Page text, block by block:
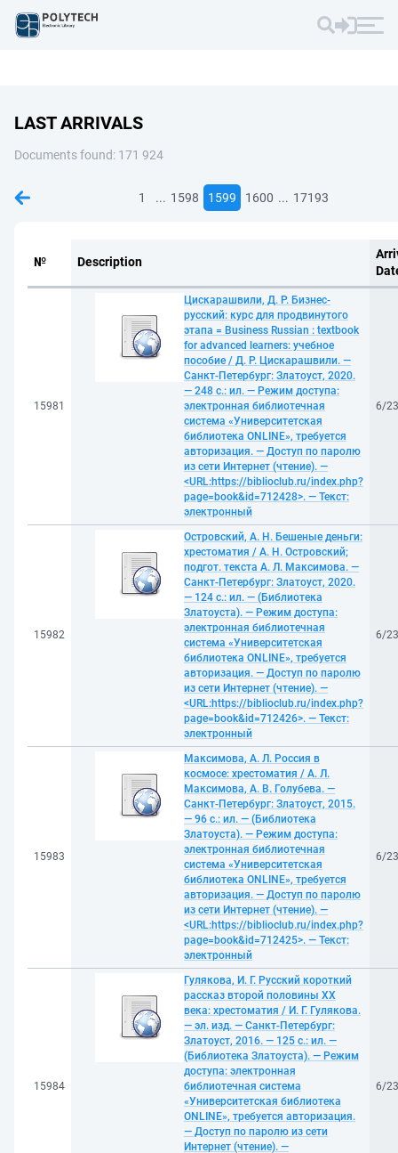
LAST ARRIVALS
Documents found: 171 924
1 ... 1598 1599 1600 ... 17193
№ Description
15981
Цискарашвили, Д. Р. Бизнес-
русский: курс для продвинутого
этапа = Business Russian : textbook
for advanced learners: учебное
пособие / Д. Р. Цискарашвили. —
Санкт-Петербург: Златоуст, 2020.
— 248 с.: ил. — Режим доступа:
электронная библиотечная
система «Университетская
библиотека ONLINE», требуется
авторизация. — Доступ по паролю
из сети Интернет (чтение). —
<URL:https://biblioclub.ru/index.php?
page=book&id=712428>. — Текст:
электронный
6/
15982
Островский, А. Н. Бешеные деньги:
хрестоматия / А. Н. Островский;
подгот. текста А. Л. Максимова. —
Санкт-Петербург: Златоуст, 2020.
— 124 с.: ил. — (Библиотека
Златоуста). — Режим доступа:
электронная библиотечная
система «Университетская
библиотека ONLINE», требуется
авторизация. — Доступ по паролю
из сети Интернет (чтение). —
<URL:https://biblioclub.ru/index.php?
page=book&id=712426>. — Текст:
электронный
6/
15983
Максимова, А. Л. Россия в
космосе: хрестоматия / А. Л.
Максимова, А. В. Голубева. —
Санкт-Петербург: Златоуст, 2015.
— 96 с.: ил. — (Библиотека
Златоуста). — Режим доступа:
электронная библиотечная
система «Университетская
библиотека ONLINE», требуется
авторизация. — Доступ по паролю
из сети Интернет (чтение). —
<URL:https://biblioclub.ru/index.php?
page=book&id=712425>. — Текст:
электронный
6/
15984
Гулякова, И. Г. Русский короткий
рассказ второй половины ХХ
века: хрестоматия / И. Г. Гулякова.
— эл. изд. — Санкт-Петербург:
Златоуст, 2016. — 125 с.: ил. —
(Библиотека Златоуста). — Режим
доступа: электронная
библиотечная система
«Университетская библиотека
ONLINE», требуется авторизация.
— Доступ по паролю из сети
Интернет (чтение). —
6/